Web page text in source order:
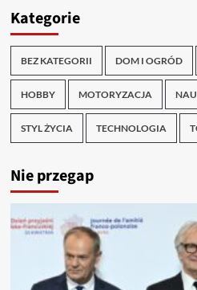
Kategorie
BEZ KATEGORII DOM I OGRÓD
HOBBY MOTORYZACJA
STYL ŻYCIA TECHNOLOGIA
Nie przegap